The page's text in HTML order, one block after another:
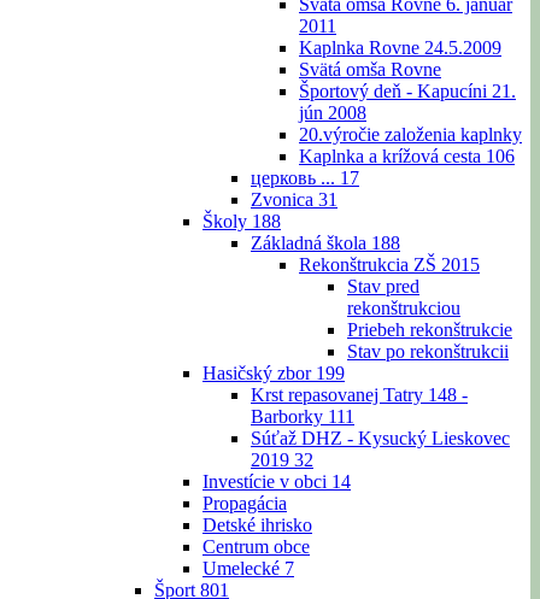
Svätá omša Rovne 6. január
2011
Kaplnka Rovne 24.5.2009
Svätá omša Rovne
Športový deň - Kapucíni 21.
jún 2008
20.výročie založenia kaplnky
Kaplnka a krížová cesta 106
церковь ... 17
Zvonica 31
Školy 188
Základná škola 188
Rekonštrukcia ZŠ 2015
Stav pred
rekonštrukciou
Priebeh rekonštrukcie
Stav po rekonštrukcii
Hasičský zbor 199
Krst repasovanej Tatry 148 -
Barborky 111
Súťaž DHZ - Kysucký Lieskovec
2019 32
Investície v obci 14
Propagácia
Detské ihrisko
Centrum obce
Umelecké 7
Šport 801